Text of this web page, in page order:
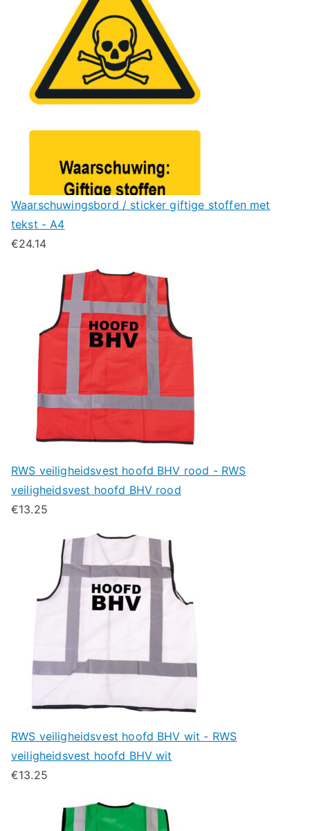
Waarschuwingsbord / sticker giftige stoffen met
tekst - A4
€24.14
RWS veiligheidsvest hoofd BHV rood - RWS
veiligheidsvest hoofd BHV rood
€13.25
RWS veiligheidsvest hoofd BHV wit - RWS
veiligheidsvest hoofd BHV wit
€13.25